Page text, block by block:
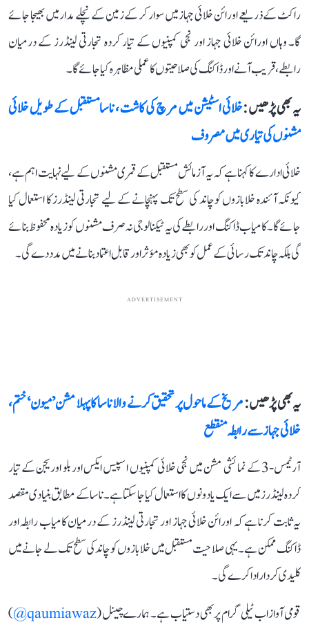
راکٹ کے ذریعے اورائن خلائی جہاز میں سوار کر کے زمین کے نچلے مدار میں بھیجا جائے
گا۔ وہاں اورائن خلائی جہاز اور نجی کمپنیوں کے تیار کردہ تجارتی لینڈرز کے درمیان
رابطے، قریب آنے اور ڈاکنگ کی صلاحیتوں کا عملی مظاہرہ کیا جائے گا۔
یہ بھی پڑھیں :خلائی اسٹیشن میں مرچ کی کاشت، ناسا مستقبل کے طویل خلائی
مشنوں کی تیاری میں مصروف
خلائی ادارے کا کہنا ہے کہ یہ آزمائش مستقبل کے قمری مشنوں کے لیے نہایت اہم ہے،
کیونکہ آئندہ خلابازوں کو چاند کی سطح تک پہنچانے کے لیے تجارتی لینڈرز کا استعمال کیا
جائے گا۔ کامیاب ڈاکنگ اور رابطے کی یہ ٹیکنالوجی نہ صرف مشنوں کو زیادہ محفوظ بنائے
گی بلکہ چاند تک رسائی کے عمل کو بھی زیادہ مؤثر اور قابل اعتماد بنانے میں مدد دے گی۔
ADVERTISEMENT
یہ بھی پڑھیں :مریخ کے ماحول پر تحقیق کرنے والا ناسا کا پہلا مشن ’میون‘ ختم،
خلائی جہاز سے رابطہ منقطع
آرٹیمس-3 کے نمائشی مشن میں نجی خلائی کمپنیوں اسپیس ایکس اور بلو اوریجن کے تیار
کردہ لینڈرز میں سے ایک یا دونوں کا استعمال کیا جا سکتا ہے۔ ناسا کے مطابق بنیادی مقصد
یہ ثابت کرنا ہے کہ اورائن خلائی جہاز اور تجارتی لینڈرز کے درمیان کامیاب رابطہ اور
ڈاکنگ ممکن ہے۔ یہی صلاحیت مستقبل میں خلابازوں کو چاند کی سطح تک لے جانے میں
کلیدی کردار ادا کرے گی۔
قومی آواز اب ٹیلی گرام پر بھی دستیاب ہے۔ ہمارے چینل (qaumiawaz@
)